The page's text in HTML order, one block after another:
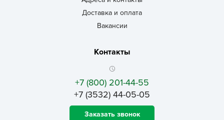
Доставка и оплата
Вакансии
Контакты
+7 (800) 201-44-55
+7 (3532) 44-05-05
Заказать звонок